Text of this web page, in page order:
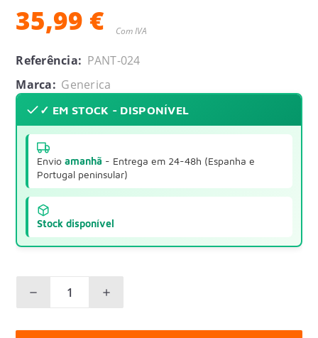
35,99 € Com IVA
Referência: PANT-024
Marca: Generica
✓ EM STOCK - DISPONÍVEL
Envioamanhã - Entrega em 24-48h (Espanha e
Portugal peninsular)
Stock disponível